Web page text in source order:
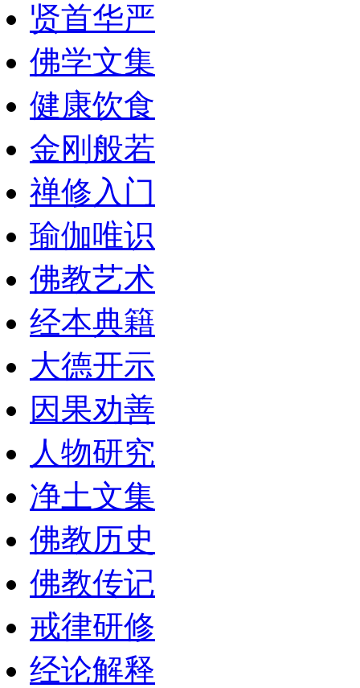
贤首华严
佛学文集
健康饮食
金刚般若
禅修入门
瑜伽唯识
佛教艺术
经本典籍
大德开示
因果劝善
人物研究
净土文集
佛教历史
佛教传记
戒律研修
经论解释